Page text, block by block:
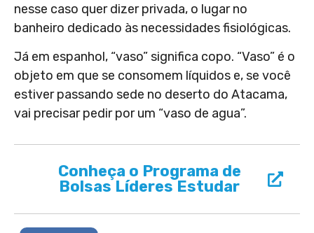
nesse caso quer dizer privada, o lugar no
banheiro dedicado às necessidades fisiológicas.
Já em espanhol, “vaso” significa copo. “Vaso” é o
objeto em que se consomem líquidos e, se você
estiver passando sede no deserto do Atacama,
vai precisar pedir por um “vaso de agua”.
Conheça o Programa de
Bolsas Líderes Estudar